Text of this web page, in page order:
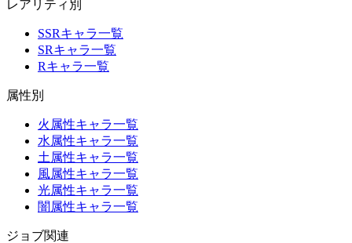
レアリティ別
SSRキャラ一覧
SRキャラ一覧
Rキャラ一覧
属性別
火属性キャラ一覧
水属性キャラ一覧
土属性キャラ一覧
風属性キャラ一覧
光属性キャラ一覧
闇属性キャラ一覧
ジョブ関連